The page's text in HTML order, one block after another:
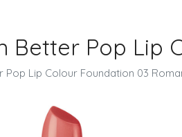
Better Pop Lip
Pop Lip Colour Foundation 03